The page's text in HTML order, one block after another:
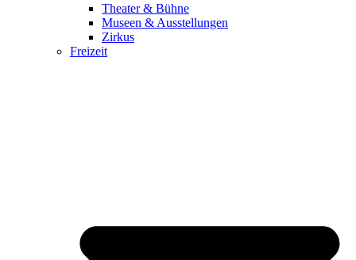
Theater & Bühne
Museen & Ausstellungen
Zirkus
Freizeit